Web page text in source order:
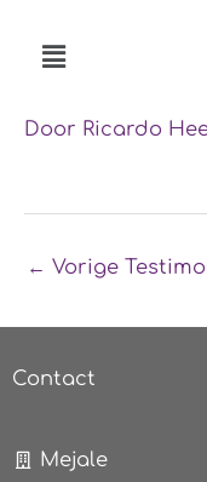
naarMenu
Door Ricardo
← Vorige
Contact
Mejale